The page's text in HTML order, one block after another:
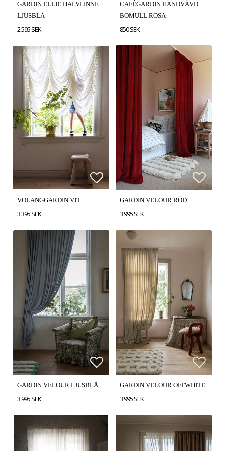
GARDIN ELLIE HALVLINNE
LJUSBLÅ
2 595 SEK
CAFÉGARDIN HANDVÄVD
BOMULL ROSA
850 SEK
Lägg till i favoritlistan
Lägg till i favoritlistan
VOLANGGARDIN VIT
3 395 SEK
GARDIN VELOUR RÖD
3 995 SEK
Lägg till i favoritlistan
Lägg till i favoritlistan
GARDIN VELOUR LJUSBLÅ
3 995 SEK
GARDIN VELOUR OFFWHITE
3 995 SEK